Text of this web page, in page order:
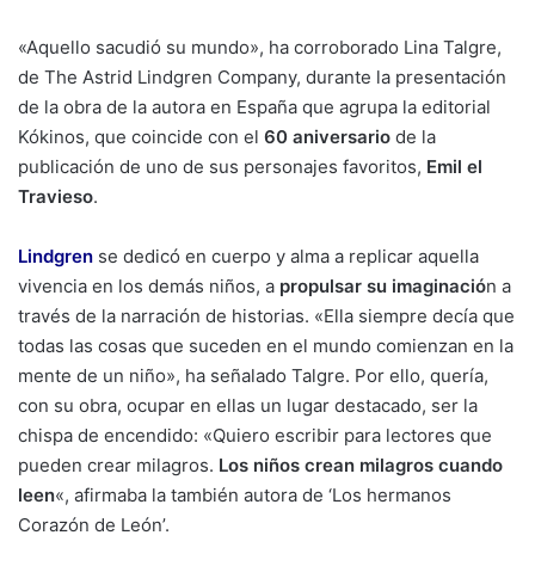
«Aquello sacudió su mundo», ha corroborado Lina Talgre,
de The Astrid Lindgren Company, durante la presentación
de la obra de la autora en España que agrupa la editorial
Kókinos, que coincide con el 60 aniversario de la
publicación de uno de sus personajes favoritos, Emil el
Travieso.
Lindgren se dedicó en cuerpo y alma a replicar aquella
vivencia en los demás niños, a propulsar su imaginación a
través de la narración de historias. «Ella siempre decía que
todas las cosas que suceden en el mundo comienzan en la
mente de un niño», ha señalado Talgre. Por ello, quería,
con su obra, ocupar en ellas un lugar destacado, ser la
chispa de encendido: «Quiero escribir para lectores que
pueden crear milagros. Los niños crean milagros cuando
leen«, afirmaba la también autora de ‘Los hermanos
Corazón de León’.